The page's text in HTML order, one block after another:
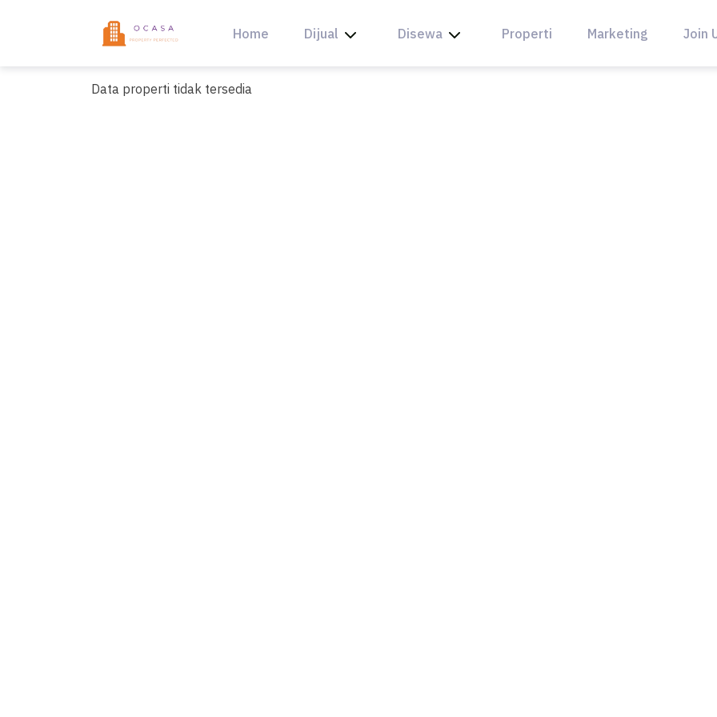
Home Dijual Disewa Properti Marketing Join
Data properti tidak tersedia